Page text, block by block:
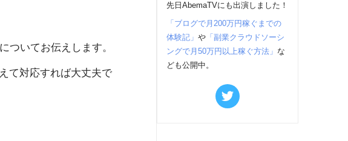
についてお伝えします。
て対応すれば大丈夫で
先日AbemaTVにも出演しました！
「ブログで月200万円稼ぐまでの
体験記」 や「副業クラウドソーシ
ングで月50万円以上稼ぐ方法」 な
ども公開中。